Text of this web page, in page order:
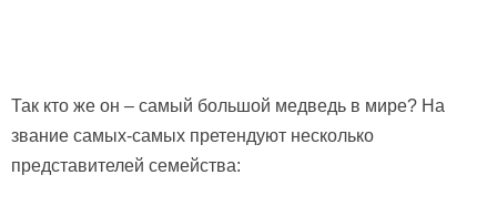
Так кто же он – самый большой медведь в мире? На
звание самых-самых претендуют несколько
представителей семейства: